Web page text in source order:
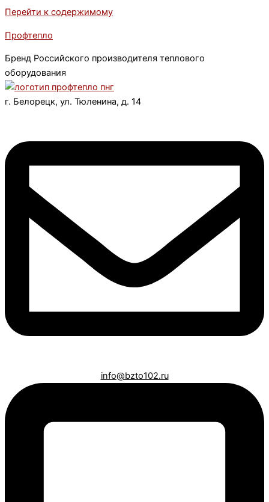
Перейти к содержимому
Профтепло
Бренд Российского производителя теплового
оборудования
г. Белорецк, ул. Тюленина, д. 14
info@bzto102.ru